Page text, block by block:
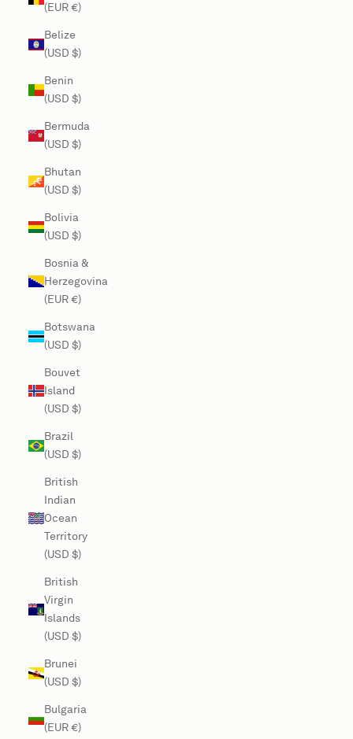
(EUR €)
Belize
(USD $)
Benin
(USD $)
Bermuda
(USD $)
Bhutan
(USD $)
Bolivia
(USD $)
Bosnia &
Herzegovina
(EUR €)
Botswana
(USD $)
Bouvet
Island
(USD $)
Brazil
(USD $)
British
Indian
Ocean
Territory
(USD $)
British
Virgin
Islands
(USD $)
Brunei
(USD $)
Bulgaria
(EUR €)